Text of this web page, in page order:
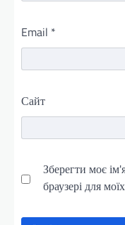
Email *
Сайт
Зберегти моє
браузері для